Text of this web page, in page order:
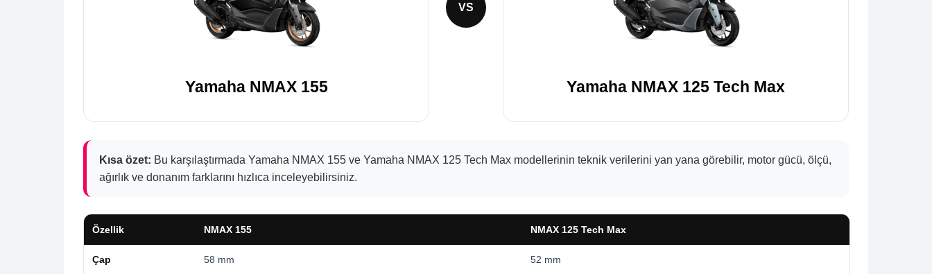
Yamaha NMAX 155
VS
Yamaha NMAX 125 Tech Max
Kısa özet: Bu karşılaştırmada Yamaha NMAX 155 ve Yamaha NMAX 125 Tech Max modellerinin teknik verilerini yan yana görebilir, motor gücü, ölçü,
ağırlık ve donanım farklarını hızlıca inceleyebilirsiniz.
Özellik NMAX 155 NMAX 125 Tech Max
Çap 58 mm 52 mm